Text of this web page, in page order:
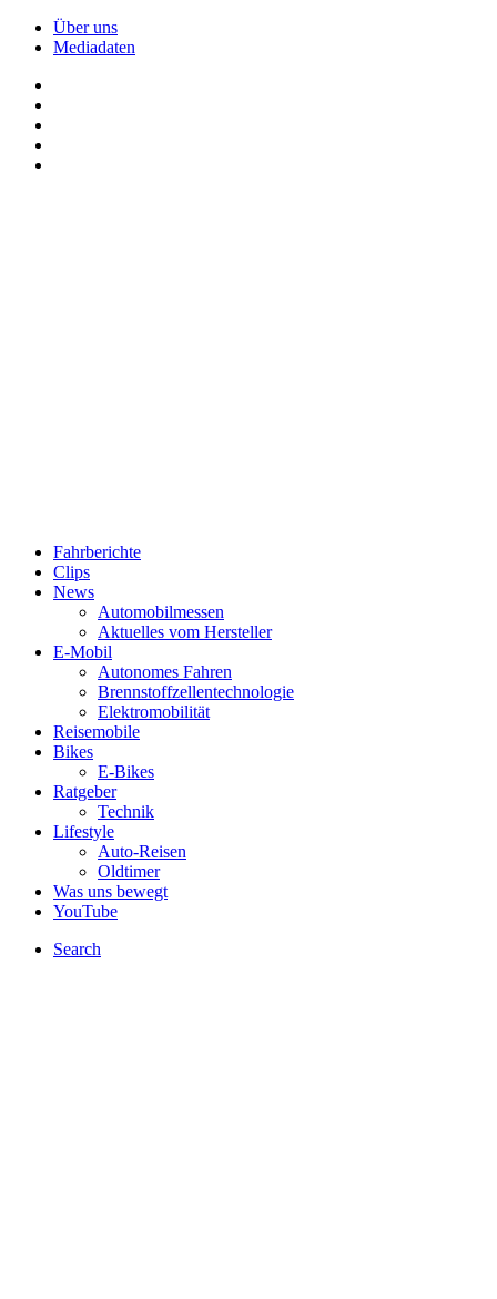
Über uns
Mediadaten
Fahrberichte
Clips
News
Automobilmessen
Aktuelles vom Hersteller
E-Mobil
Autonomes Fahren
Brennstoffzellentechnologie
Elektromobilität
Reisemobile
Bikes
E-Bikes
Ratgeber
Technik
Lifestyle
Auto-Reisen
Oldtimer
Was uns bewegt
YouTube
Search